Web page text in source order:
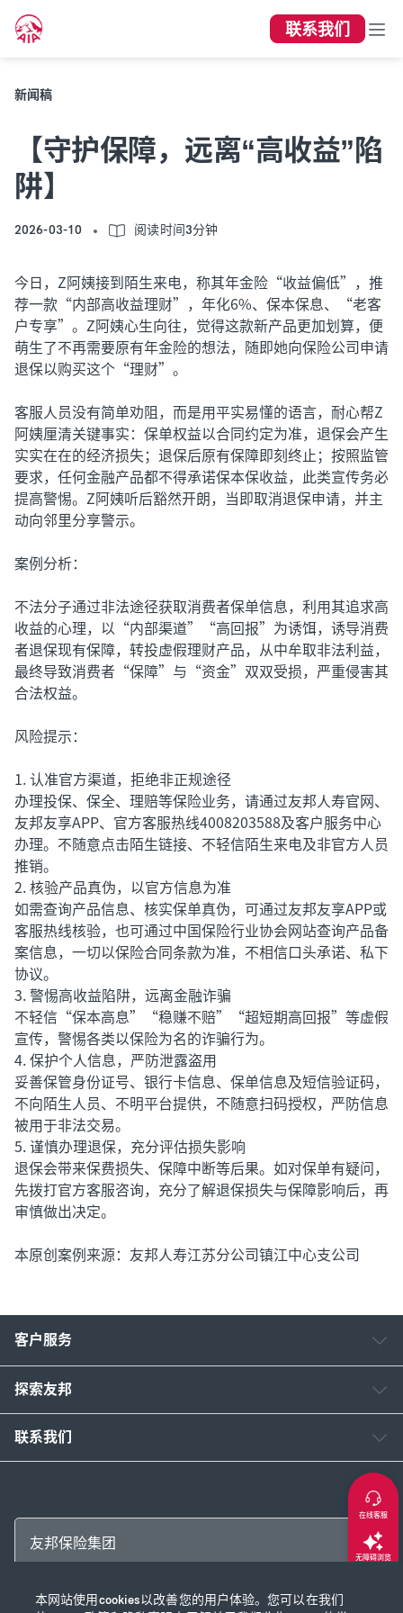
联系我们
新闻稿
【守护保障，远离“高收益”陷
阱】
2026-03-10 阅读时间3分钟
今日，Z阿姨接到陌生来电，称其年金险“收益偏低”，推
荐一款“内部高收益理财”，年化6%、保本保息、“老客
户专享”。Z阿姨心生向往，觉得这款新产品更加划算，便
萌生了不再需要原有年金险的想法，随即她向保险公司申请
退保以购买这个“理财”。
客服人员没有简单劝阻，而是用平实易懂的语言，耐心帮Z
阿姨厘清关键事实：保单权益以合同约定为准，退保会产生
实实在在的经济损失；退保后原有保障即刻终止；按照监管
要求，任何金融产品都不得承诺保本保收益，此类宣传务必
提高警惕。Z阿姨听后豁然开朗，当即取消退保申请，并主
动向邻里分享警示。
案例分析：
不法分子通过非法途径获取消费者保单信息，利用其追求高
收益的心理，以“内部渠道”“高回报”为诱饵，诱导消费
者退保现有保障，转投虚假理财产品，从中牟取非法利益，
最终导致消费者“保障”与“资金”双双受损，严重侵害其
合法权益。
风险提示：
1. 认准官方渠道，拒绝非正规途径
办理投保、保全、理赔等保险业务，请通过友邦人寿官网、
友邦友享APP、官方客服热线4008203588及客户服务中心
办理。不随意点击陌生链接、不轻信陌生来电及非官方人员
推销。
2. 核验产品真伪，以官方信息为准
如需查询产品信息、核实保单真伪，可通过友邦友享APP或
客服热线核验，也可通过中国保险行业协会网站查询产品备
案信息，一切以保险合同条款为准，不相信口头承诺、私下
协议。
3. 警惕高收益陷阱，远离金融诈骗
不轻信“保本高息”“稳赚不赔”“超短期高回报”等虚假
宣传，警惕各类以保险为名的诈骗行为。
4. 保护个人信息，严防泄露盗用
妥善保管身份证号、银行卡信息、保单信息及短信验证码，
不向陌生人员、不明平台提供，不随意扫码授权，严防信息
被用于非法交易。
5. 谨慎办理退保，充分评估损失影响
退保会带来保费损失、保障中断等后果。如对保单有疑问，
先拨打官方客服咨询，充分了解退保损失与保障影响后，再
审慎做出决定。
本原创案例来源：友邦人寿江苏分公司镇江中心支公司
本网站使用cookies以改善您的用户体验。您可以在我们
客户服务
探索友邦
联系我们
友邦保险集团
Copyright © 2026 友邦保险控股有限公司及其附属公司
在线客服
无障碍浏览